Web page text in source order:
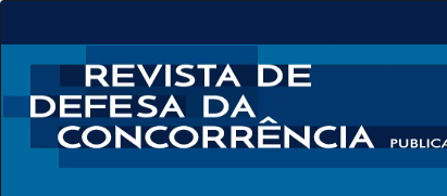
Navegação
Barra
Lateral